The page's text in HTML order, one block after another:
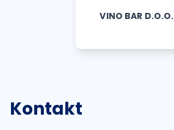
VINO BAR D.O.O.
Kontakt